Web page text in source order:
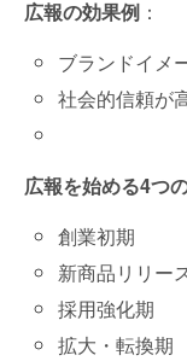
広報の効果例 ：
ブランドイメ
社会的信頼が
広報を始める4つ
創業初期
新商品リリー
採用強化期
拡大・転換期